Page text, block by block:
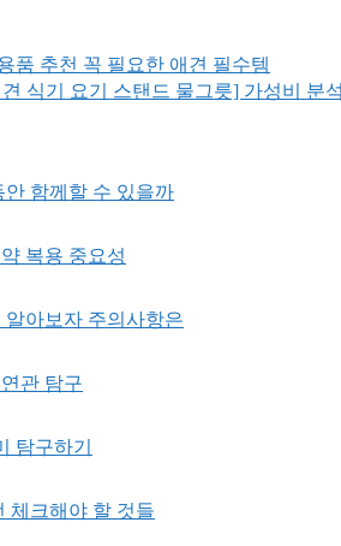
품 추천 꼭 필요한 애견 필수템
식기 요기 스탠드 물그릇] 가성비 분
함께할 수 있을까
복용 중요성
아보자 주의사항은
관 탐구
탐구하기
체크해야 할 것들